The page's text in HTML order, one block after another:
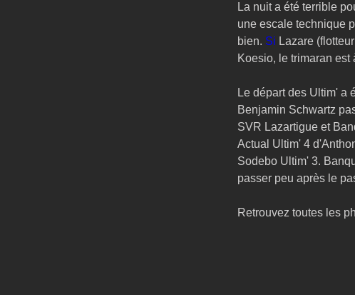
La nuit a été terrible
une escale technique
bien. Si Lazare
Koesio, le trimaran est
Le départ des Ultim' a
Benjamin Schwartz
SVR Lazartigue et
Actual Ultim' 4
Sodebo Ultim' 3.
passer peu après le
Retrouvez toutes les